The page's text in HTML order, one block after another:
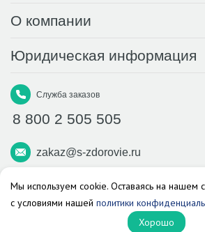
О компании
Юридическая информация
Служба заказов
8 800 2 505 505
zakaz@s-zdorovie.ru
Макс Вконтакте Телеграм
Аптека «Здоровье»
© 2026 г. Все права защищены.
Мы используем cookie. Оставаясь на нашем
с условиями нашей политики
Хорошо